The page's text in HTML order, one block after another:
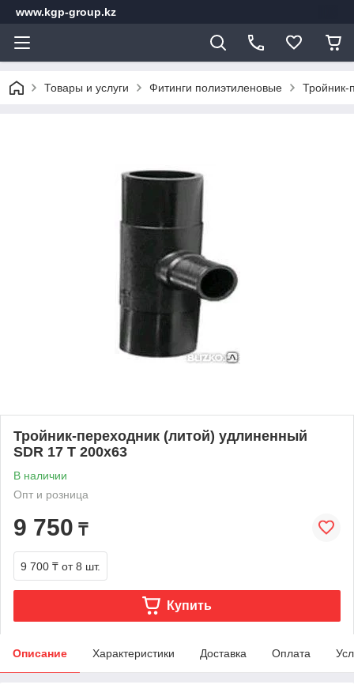
www.kgp-group.kz
Товары и услуги Фитинги полиэтиленовые Тройник-
Тройник-переходник (литой) удлиненный
SDR 17 Т 200х63
В наличии
Опт и розница
9 750 ₸
9 700 ₸ от 8 шт.
Купить
Описание Характеристики Доставка Оплата